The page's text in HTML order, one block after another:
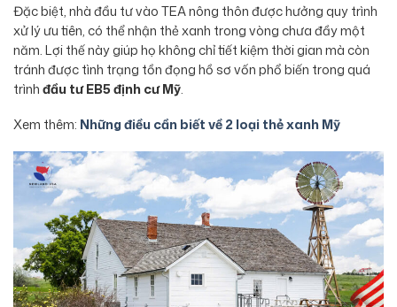
Đặc biệt, nhà đầu tư vào TEA nông thôn được hưởng quy trình
xử lý ưu tiên, có thể nhận thẻ xanh trong vòng chưa đầy một
năm. Lợi thế này giúp họ không chỉ tiết kiệm thời gian mà còn
tránh được tình trạng tồn đọng hồ sơ vốn phổ biến trong quá
trìnhđầu tư EB5 định cư Mỹ.
Xem thêm: Những điều cần biết về 2 loại thẻ xanh Mỹ